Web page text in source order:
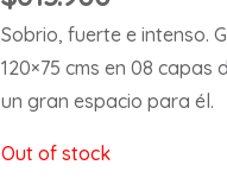
Sobrio, fuerte e intenso.
120×75 cms en 08
un gran espacio para él.
Out of stock